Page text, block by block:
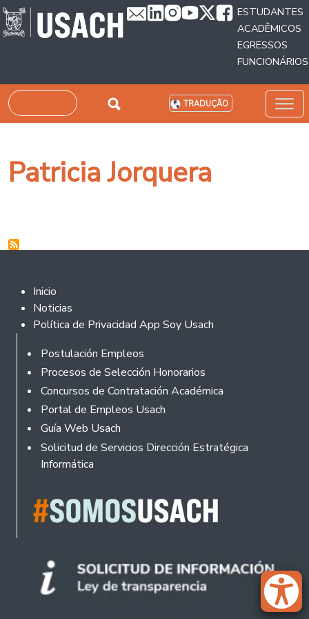
Passar para o conteúdo principal
ESTUDANTES
ACADÊMICOS
EGRESSOS
FUNCIONÁRIOS
Pesquisar TRADUÇÃO
Patricia Jorquera
Footer 2
Inicio
Noticias
Política de Privacidad App Soy Usach
Rodapé
Postulación Empleos
Procesos de Selección Honorarios
Concursos de Contratación Académica
Portal de Empleos Usach
Guía Web Usach
Solicitud de Servicios Dirección Estratégica
Informática